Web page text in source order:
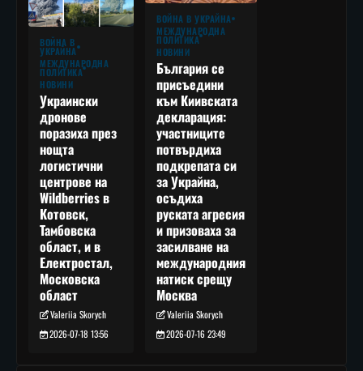
ВОЙНА В
УКРАЙНА
МЕЖДУНАРОДНА
ПОЛИТИКА
НОВИНИ
Украински
дронове
поразиха през
нощта
логистични
центрове на
Wildberries в
Котовск,
Тамбовска
област, и в
Електростал,
Московска
област
Valeriia Skorych
2026-07-18 13:56
ВОЙНА В УКРАЙНА
МЕЖДУНАРОДНА
ПОЛИТИКА
НОВИНИ
България се
присъедини
към Киивската
декларация:
участниците
потвърдиха
подкрепата си
за Украйна,
осъдиха
руската агресия
и призоваха за
засилване на
международния
натиск срещу
Москва
Valeriia Skorych
2026-07-16 23:49